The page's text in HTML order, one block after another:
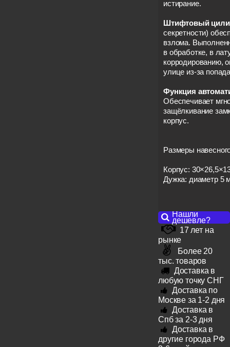
истирание.
Штифтовый
секретности)
взлома.
в обработке, в
корродированию,
улице из-за
Функция
Обеспечивает
защёлкивание
корпус.
Размеры
Корпус:
Дужка: диаметр 5
Нашли
дешевле?
17 лет на
рынке
Более 20
тыс. товаров
Доставка в
любую точку СНГ
Доставка по
Москве за 1-2 дня
Доставка в
Спб за 2-3 дня
Доставка в
другие города РФ